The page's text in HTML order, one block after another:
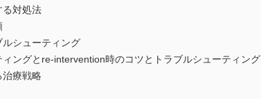
る対処法
シューティング
ングとre-intervention時のコツとトラブルシューティング
治療戦略